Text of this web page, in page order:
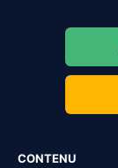
CONTENU